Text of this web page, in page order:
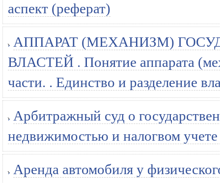
аспект (реферат)
АППАРАТ (МЕХАНИЗМ)
ВЛАСТЕЙ . Понятие аппарата
части. . Единство и разделение
Арбитражный суд о
недвижимостью и налогвом
Аренда автомобиля у